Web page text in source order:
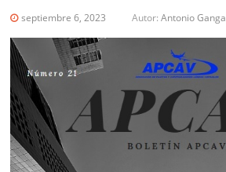
septiembre 6, 2023 Autor:Antonio Ganga